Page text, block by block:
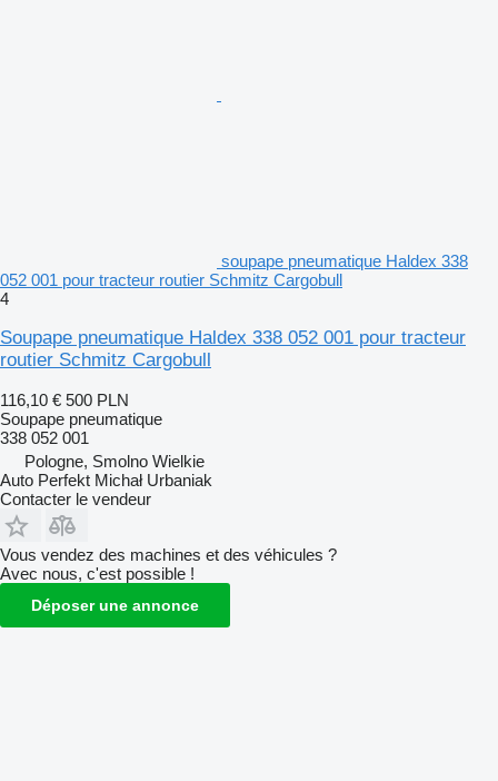
soupape pneumatique Haldex 338
052 001 pour tracteur routier Schmitz Cargobull
4
Soupape pneumatique Haldex 338 052 001 pour tracteur
routier Schmitz Cargobull
116,10 € 500 PLN
Soupape pneumatique
338 052 001
Pologne, Smolno Wielkie
Auto Perfekt Michał Urbaniak
Contacter le vendeur
Vous vendez des machines et des véhicules ?
Avec nous, c'est possible !
Déposer une annonce